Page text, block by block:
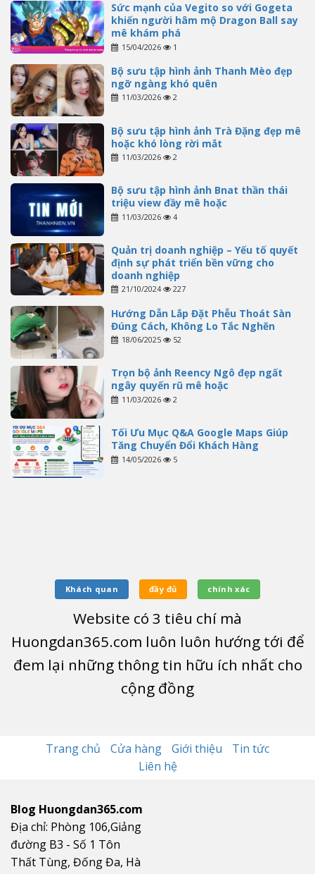
Sức mạnh của Vegito so với Gogeta
khiến người hâm mộ Dragon Ball say
mê khám phá
15/04/2026 1
Bộ sưu tập hình ảnh Thanh Mèo đẹp
ngỡ ngàng khó quên
11/03/2026 2
Bộ sưu tập hình ảnh Trà Đặng đẹp mê
hoặc khó lòng rời mắt
11/03/2026 2
Bộ sưu tập hình ảnh Bnat thần thái
triệu view đầy mê hoặc
11/03/2026 4
Quản trị doanh nghiệp – Yếu tố quyết
định sự phát triển bền vững cho
doanh nghiệp
21/10/2024 227
Hướng Dẫn Lắp Đặt Phễu Thoát Sàn
Đúng Cách, Không Lo Tắc Nghẽn
18/06/2025 52
Trọn bộ ảnh Reency Ngô đẹp ngất
ngây quyến rũ mê hoặc
11/03/2026 2
Tối Ưu Mục Q&A Google Maps Giúp
Tăng Chuyển Đổi Khách Hàng
14/05/2026 5
Khách quan đầy đủ chính xác
Website có 3 tiêu chí mà
Huongdan365.com luôn luôn hướng tới để
đem lại những thông tin hữu ích nhất cho
cộng đồng
Trang chủ Cửa hàng Giới thiệu
Tin tức
Liên hệ
Blog Huongdan365.com
Địa chỉ: Phòng 106,Giảng
đường B3 - Số 1 Tôn
Thất Tùng, Đống Đa, Hà